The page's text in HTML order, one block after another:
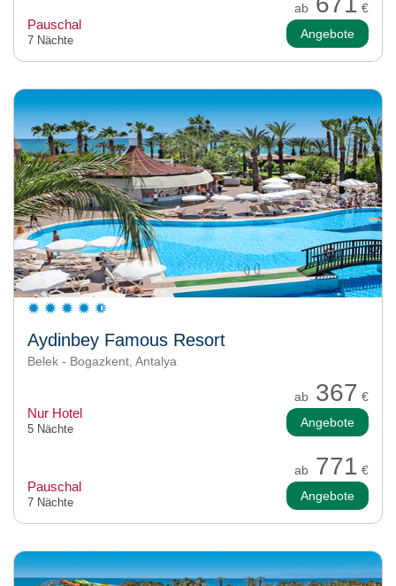
ab €
Pauschal
7 Nächte Angebote
Aydinbey Famous Resort
Belek - Bogazkent, Antalya
ab 367 €
Nur Hotel
5 Nächte Angebote
ab 771 €
Pauschal
7 Nächte Angebote